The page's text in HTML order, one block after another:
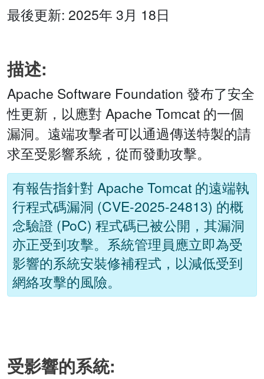
最後更新: 2025年 3月 18日
描述:
Apache Software Foundation 發布了安全
性更新，以應對 Apache Tomcat 的一個
漏洞。遠端攻擊者可以通過傳送特製的請
求至受影響系統，從而發動攻擊。
有報告指針對 Apache Tomcat 的遠端執
行程式碼漏洞 (CVE-2025-24813) 的概
念驗證 (PoC) 程式碼已被公開，其漏洞
亦正受到攻擊。系統管理員應立即為受
影響的系統安裝修補程式，以減低受到
網絡攻擊的風險。
受影響的系統: